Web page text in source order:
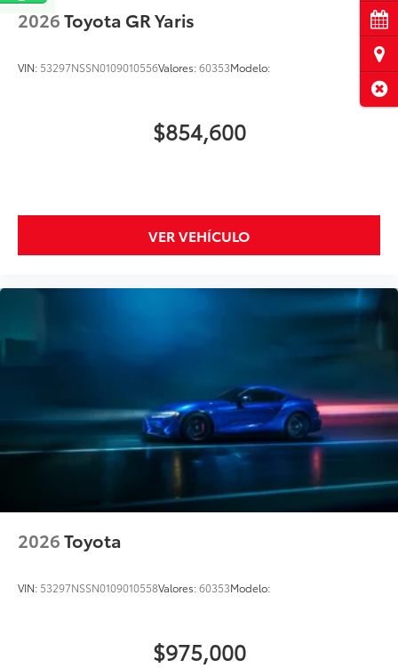
2026Toyota GR Yaris
VIN: 53297NSSN0109010556Valores:60353Modelo:
$854,600
VER VEHÍCULO
2026Toyota
VIN: 53297NSSN0109010558Valores:60353Modelo:
$975,000